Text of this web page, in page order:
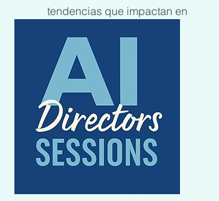
tendencias que impactan en